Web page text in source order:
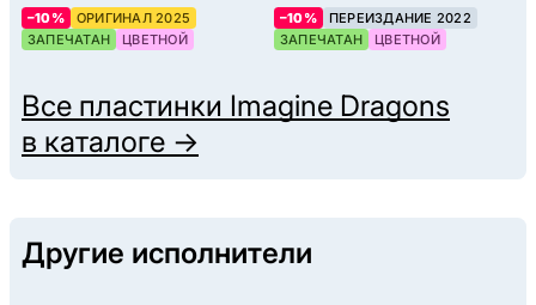
–10%
ОРИГИНАЛ 2025
ЗАПЕЧАТАН
ЦВЕТНОЙ
–10%
ПЕРЕИЗДАНИЕ 2022
ЗАПЕЧАТАН
ЦВЕТНОЙ
Все пластинки Imagine Dragons
в каталоге →
Другие исполнители